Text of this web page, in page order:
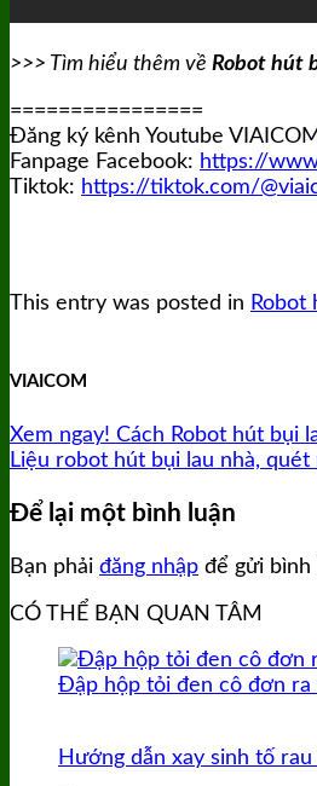
>>> Tìm hiểu thêm về Robot hút
================
Đăng ký kênh Youtube
Fanpage Facebook: https://
Tiktok: https://tiktok.com/
This entry was posted in Robot
VIAICOM
Xem ngay! Cách Robot hút bụi
Liệu robot hút bụi lau nhà,
Để lại một bình luận
Bạn phải đăng nhập để gửi bình
CÓ THỂ BẠN QUAN TÂM
Đập hộp tỏi đen cô đơn ra
Hướng dẫn xay sinh tố